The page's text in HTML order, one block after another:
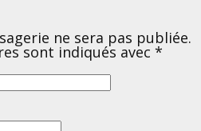
ne sera pas publiée.
sont indiqués avec *